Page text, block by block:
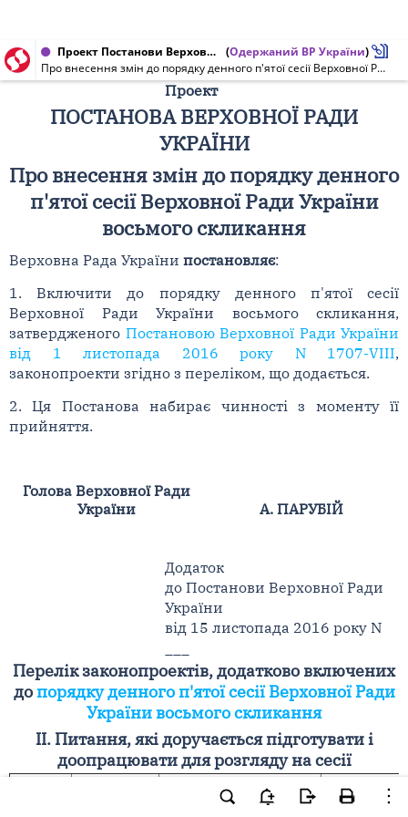
Проект Постанови Верховної Ради України від 15.11.2016 № 5060-1 (Одержаний ВР України)
Про внесення змін до порядку денного п'ятої сесії Верховної Ради України восьмого скликання